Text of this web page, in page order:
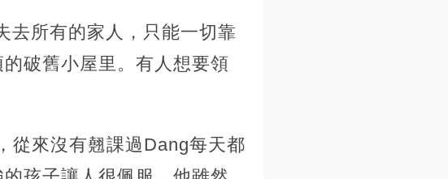
去所有的家人，只能一切靠
破舊小屋里。有人想要領
從來沒有翹課過Dang每天都